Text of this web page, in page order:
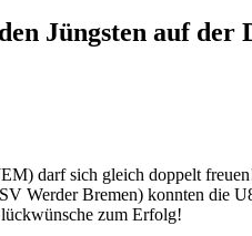
Jüngsten auf
darf sich gleich doppelt
Werder Bremen) konnten die
zum Erfolg!